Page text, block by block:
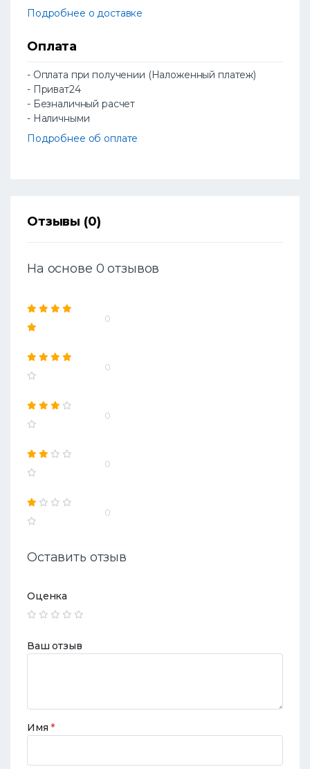
Подробнее о доставке
Оплата
- Оплата при получении (Наложенный платеж)
- Приват24
- Безналичный расчет
- Наличными
Подробнее об оплате
Отзывы (0)
На основе 0 отзывов
0
0
0
0
0
Оставить отзыв
Оценка
Ваш отзыв
Имя*